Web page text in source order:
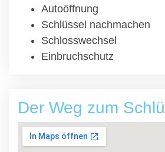
Autoöffnung
Schlüssel nachmachen
Schlosswechsel
Einbruchschutz
Der Weg zum